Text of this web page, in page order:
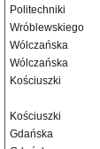
Politechniki
Wróblewskiego
Wólczańska
Wólczańska
Kościuszki
Kościuszki
Gdańska